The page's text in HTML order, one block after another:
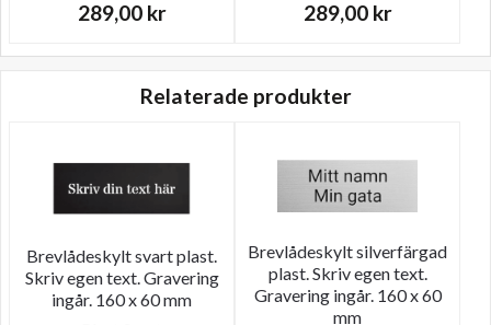
289,00 kr 289,00 kr
Relaterade produkter
Brevlådeskylt svart plast.
Skriv egen text. Gravering
ingår. 160 x 60 mm
Brevlådeskylt silverfärgad
plast. Skriv egen text.
Gravering ingår. 160 x 60
mm